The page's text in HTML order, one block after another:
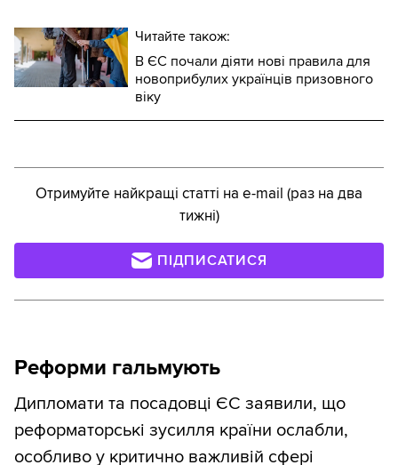
Читайте також:
В ЄС почали діяти нові правила для
новоприбулих українців призовного
віку
Отримуйте найкращі статті на e-mail (раз на два
тижні)
ПІДПИСАТИСЯ
Реформи гальмують
Дипломати та посадовці ЄС заявили, що
реформаторські зусилля країни ослабли,
особливо у критично важливій сфері